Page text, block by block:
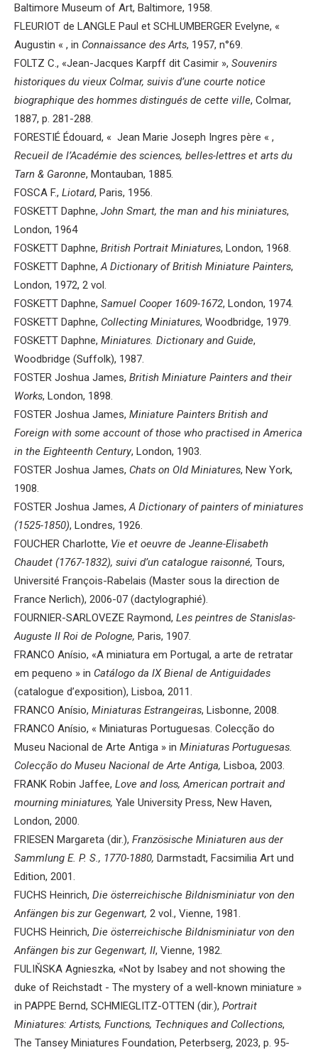
Baltimore Museum of Art, Baltimore, 1958.
FLEURIOT de LANGLE Paul et SCHLUMBERGER Evelyne, «
Augustin « , in Connaissance des Arts, 1957, n°69.
FOLTZ C., «Jean-Jacques Karpff dit Casimir », Souvenirs
historiques du vieux Colmar, suivis d’une courte notice
biographique des hommes distingués de cette ville, Colmar,
1887, p. 281-288.
FORESTIÉ Édouard, « Jean Marie Joseph Ingres père « ,
Recueil de l’Académie des sciences, belles-lettres et arts du
Tarn & Garonne, Montauban, 1885.
FOSCA F., Liotard, Paris, 1956.
FOSKETT Daphne, John Smart, the man and his miniatures,
London, 1964
FOSKETT Daphne, British Portrait Miniatures, London, 1968.
FOSKETT Daphne,A Dictionary of British Miniature Painters,
London, 1972, 2 vol.
FOSKETT Daphne, Samuel Cooper 1609-1672, London, 1974.
FOSKETT Daphne, Collecting Miniatures, Woodbridge, 1979.
FOSKETT Daphne, Miniatures. Dictionary and Guide,
Woodbridge (Suffolk), 1987.
FOSTER Joshua James, British Miniature Painters and their
Works, London, 1898.
FOSTER Joshua James, Miniature Painters British and
Foreign with some account of those who practised in America
in the Eighteenth Century, London, 1903.
FOSTER Joshua James, Chats on Old Miniatures, New York,
1908.
FOSTER Joshua James,A Dictionary of painters of miniatures
(1525-1850), Londres, 1926.
FOUCHER Charlotte, Vie et oeuvre de Jeanne-Elisabeth
Chaudet (1767-1832), suivi d’un catalogue raisonné, Tours,
Université François-Rabelais (Master sous la direction de
France Nerlich), 2006-07 (dactylographié).
FOURNIER-SARLOVEZE Raymond, Les peintres de Stanislas-
Auguste II Roi de Pologne, Paris, 1907.
FRANCO Anísio, «A miniatura em Portugal, a arte de retratar
em pequeno » in Catálogo da IX Bienal de Antiguidades
(catalogue d’exposition), Lisboa, 2011.
FRANCO Anísio, Miniaturas Estrangeiras, Lisbonne, 2008.
FRANCO Anísio, « Miniaturas Portuguesas. Colecção do
Museu Nacional de Arte Antiga » in Miniaturas Portuguesas.
Colecção do Museu Nacional de Arte Antiga, Lisboa, 2003.
FRANK Robin Jaffee, Love and loss, American portrait and
mourning miniatures, Yale University Press, New Haven,
London, 2000.
FRIESEN Margareta (dir.), Französische Miniaturen aus der
Sammlung E. P. S., 1770-1880, Darmstadt, Facsimilia Art und
Edition, 2001.
FUCHS Heinrich, Die österreichische Bildnisminiatur von den
Anfängen bis zur Gegenwart, 2 vol., Vienne, 1981.
FUCHS Heinrich, Die österreichische Bildnisminiatur von den
Anfängen bis zur Gegenwart, II, Vienne, 1982.
FULIŇSKA Agnieszka, «Not by Isabey and not showing the
duke of Reichstadt - The mystery of a well-known miniature »
in PAPPE Bernd, SCHMIEGLITZ-OTTEN (dir.), Portrait
Miniatures: Artists, Functions, Techniques and Collections,
The Tansey Miniatures Foundation, Peterbserg, 2023, p. 95-